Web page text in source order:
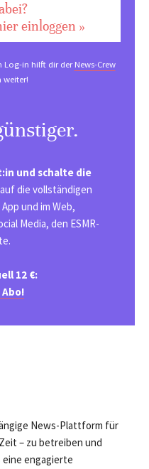
einloggen »
Log-in hilft dir derNews-Crew
weiter!
und schalte die
die vollständigen
und im Web,
Media, den ESMR-
12 €:
News-Plattform für
– zu betreiben und
engagierte